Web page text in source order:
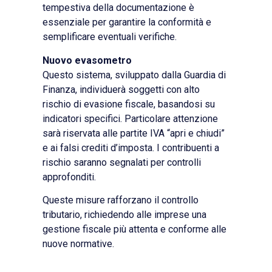
tempestiva della documentazione è
essenziale per garantire la conformità e
semplificare eventuali verifiche.
Nuovo evasometro
Questo sistema, sviluppato dalla Guardia di
Finanza, individuerà soggetti con alto
rischio di evasione fiscale, basandosi su
indicatori specifici. Particolare attenzione
sarà riservata alle partite IVA “apri e chiudi”
e ai falsi crediti d’imposta. I contribuenti a
rischio saranno segnalati per controlli
approfonditi.
Queste misure rafforzano il controllo
tributario, richiedendo alle imprese una
gestione fiscale più attenta e conforme alle
nuove normative.